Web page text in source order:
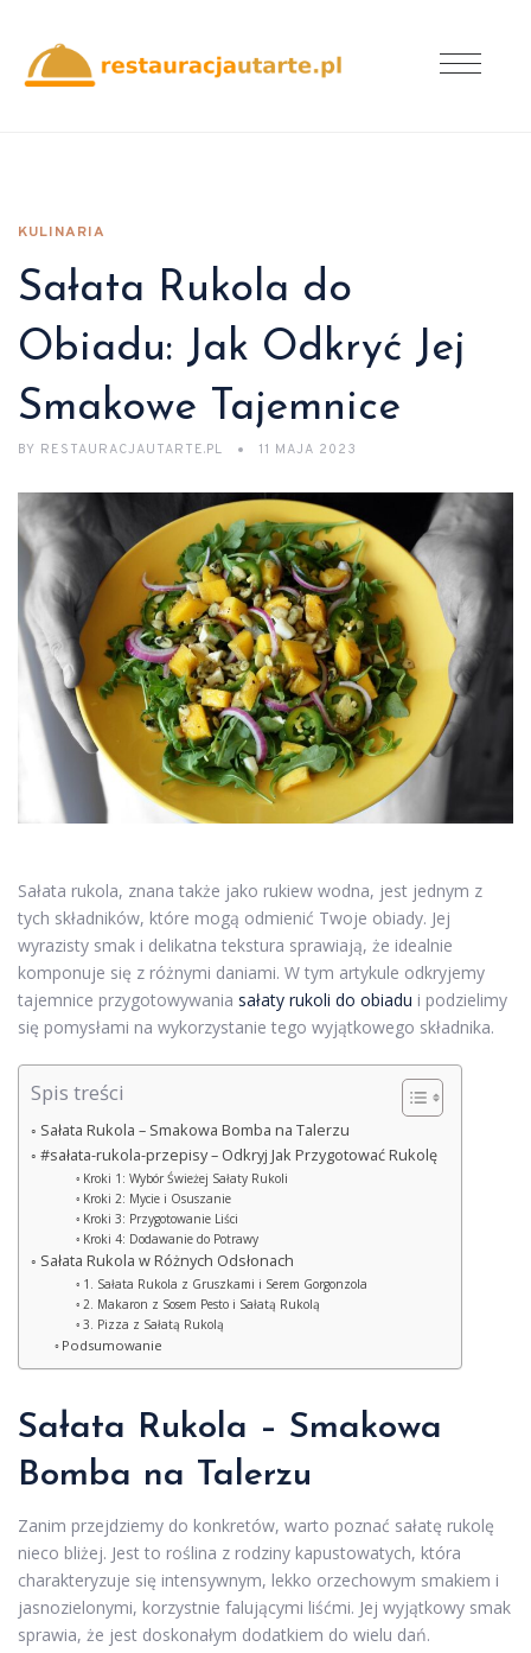
KULINARIA
Sałata Rukola do
Obiadu: Jak Odkryć Jej
Smakowe Tajemnice
BY RESTAURACJAUTARTE.PL 11 MAJA 2023
Sałata rukola, znana także jako rukiew wodna, jest jednym z
tych składników, które mogą odmienić Twoje obiady. Jej
wyrazisty smak i delikatna tekstura sprawiają, że idealnie
komponuje się z różnymi daniami. W tym artykule odkryjemy
tajemnice przygotowywania sałaty rukoli do obiadu i podzielimy
się pomysłami na wykorzystanie tego wyjątkowego składnika.
Spis treści
Sałata Rukola – Smakowa Bomba na Talerzu
#sałata-rukola-przepisy – Odkryj Jak Przygotować Rukolę
Kroki 1: Wybór Świeżej Sałaty Rukoli
Kroki 2: Mycie i Osuszanie
Kroki 3: Przygotowanie Liści
Kroki 4: Dodawanie do Potrawy
Sałata Rukola w Różnych Odsłonach
1. Sałata Rukola z Gruszkami i Serem Gorgonzola
2. Makaron z Sosem Pesto i Sałatą Rukolą
3. Pizza z Sałatą Rukolą
Podsumowanie
Sałata Rukola – Smakowa
Bomba na Talerzu
Zanim przejdziemy do konkretów, warto poznać sałatę rukolę
nieco bliżej. Jest to roślina z rodziny kapustowatych, która
charakteryzuje się intensywnym, lekko orzechowym smakiem i
jasnozielonymi, korzystnie falującymi liśćmi. Jej wyjątkowy smak
sprawia, że jest doskonałym dodatkiem do wielu dań.